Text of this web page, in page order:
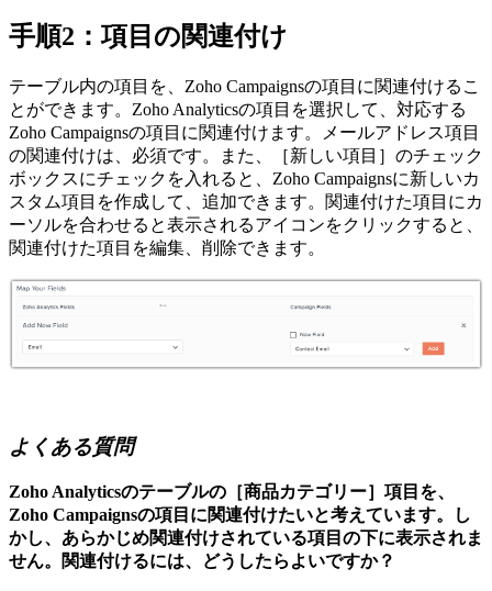
手順2：項目の関連付け
テーブル内の項目を、Zoho Campaignsの項目に関連付けるこ
とができます。Zoho Analyticsの項目を選択して、対応する
Zoho Campaignsの項目に関連付けます。メールアドレス項目
の関連付けは、必須です。また、［新しい項目］のチェック
ボックスにチェックを入れると、Zoho Campaignsに新しいカ
スタム項目を作成して、追加できます。関連付けた項目にカ
ーソルを合わせると表示されるアイコンをクリックすると、
関連付けた項目を編集、削除できます。
よくある質問
Zoho Analyticsのテーブルの［商品カテゴリー］項目を、
Zoho Campaignsの項目に関連付けたいと考えています。し
かし、あらかじめ関連付けされている項目の下に表示されま
せん。関連付けるには、どうしたらよいですか？